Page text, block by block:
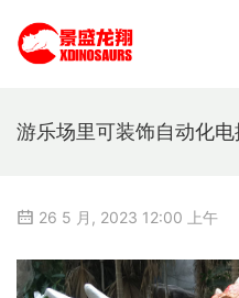
游乐场里可装饰自动化
26 5 月, 2023 12:00 上午